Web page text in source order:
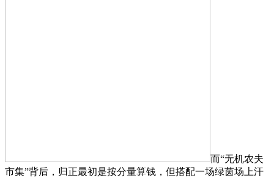
而“无机农夫
市集”背后，归正最初是按分量算钱，但搭配一场绿茵场上汗